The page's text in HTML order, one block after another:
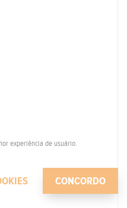
experiência de usuário.
CONCORDO